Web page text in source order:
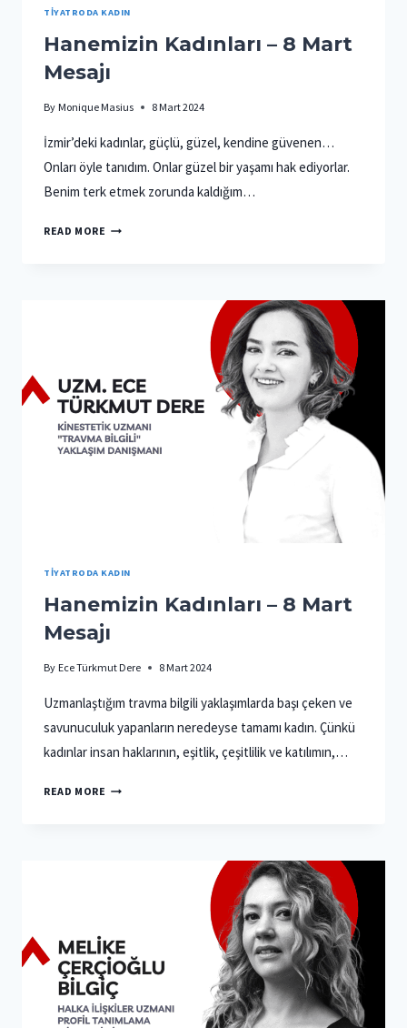
TIYATRODA KADIN
Hanemizin Kadınları – 8 Mart
Mesajı
By Monique Masius 8 Mart 2024
İzmir’deki kadınlar, güçlü, güzel, kendine güvenen…
Onları öyle tanıdım. Onlar güzel bir yaşamı hak ediyorlar.
Benim terk etmek zorunda kaldığım…
READ MORE HANEMIZIN
TIYATRODA KADIN
Hanemizin Kadınları – 8 Mart
Mesajı
By Ece Türkmut Dere 8 Mart 2024
Uzmanlaştığım travma bilgili yaklaşımlarda başı çeken ve
savunuculuk yapanların neredeyse tamamı kadın. Çünkü
kadınlar insan haklarının, eşitlik, çeşitlilik ve katılımın,…
READ MORE HANEMIZIN